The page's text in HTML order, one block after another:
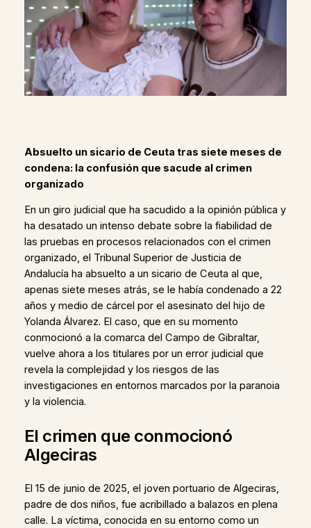
Absuelto un sicario de Ceuta tras siete meses de
condena: la confusión que sacude al crimen
organizado
En un giro judicial que ha sacudido a la opinión pública y
ha desatado un intenso debate sobre la fiabilidad de
las pruebas en procesos relacionados con el crimen
organizado, el Tribunal Superior de Justicia de
Andalucía ha absuelto a un sicario de Ceuta al que,
apenas siete meses atrás, se le había condenado a 22
años y medio de cárcel por el asesinato del hijo de
Yolanda Álvarez. El caso, que en su momento
conmocionó a la comarca del Campo de Gibraltar,
vuelve ahora a los titulares por un error judicial que
revela la complejidad y los riesgos de las
investigaciones en entornos marcados por la paranoia
y la violencia.
El crimen que conmocionó
Algeciras
El 15 de junio de 2025, el joven portuario de Algeciras,
padre de dos niños, fue acribillado a balazos en plena
calle. La víctima, conocida en su entorno como un